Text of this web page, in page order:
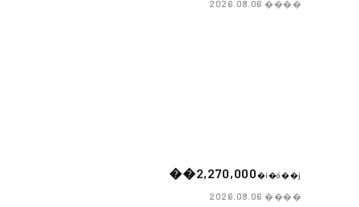
2026.08.06����
��2,270,000�i�ō��j
2026.08.06����